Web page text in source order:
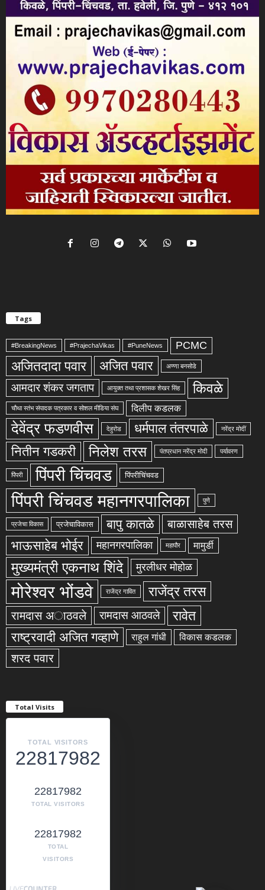
Tags
#BreakingNews #PrajechaVikas #PuneNews PCMC
अजितदादा पवार अजित पवार अण्णा बनसोडे
आमदार शंकर जगताप आयुक्त तथा प्रशासक शेखर सिंह किवळे
चौथा स्तंभ संपादक पत्रकार व सोशल मीडिया संघ दिलीप कडलक
देवेंद्र फडणवीस देहुरोड धर्मपाल तंतरपाळे नरेंद्र मोदीं
नितीन गडकरी निलेश तरस पंतप्रधान नरेंद्र मोदी पर्यावरण
पिंपरी पिंपरी चिंचवड पिंपरीचिंचवड
पिंपरी चिंचवड महानगरपालिका पुणे
प्रजेचा विकास प्रजेचाविकास बापु कातळे बाळासाहेब तरस
भाऊसाहेब भोईर महानगरपालिका महापौर मामुर्डी
मुख्यमंत्री एकनाथ शिंदे मुरलीधर मोहोळ
मोरेश्वर भोंडवे राजेंद्र गावित राजेंद्र तरस
रामदास अाठवले रामदास आठवले रावेत
राष्ट्रवादी अजित गव्हाणे राहुल गांधी विकास कडलक
शरद पवार
Total Visits
TOTAL VISITORS
22817982
22817982
TOTAL VISITORS
22817982
TOTAL
VISITORS